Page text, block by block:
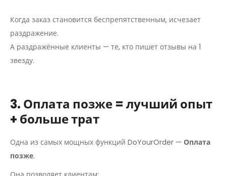
Когда заказ становится беспрепятственным, исчезает
раздражение.
А раздражённые клиенты — те, кто пишет отзывы на 1
звезду.
3. Оплата позже = лучший опыт
+ больше трат
Одна из самых мощных функций DoYourOrder — Оплата
позже.